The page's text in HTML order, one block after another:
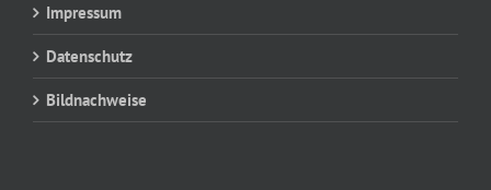
Impressum
Datenschutz
Bildnachweise